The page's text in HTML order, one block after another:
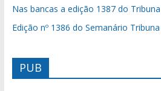
Nas bancas a edição 1387 do
Edição nº 1386 do Semanário
PUB